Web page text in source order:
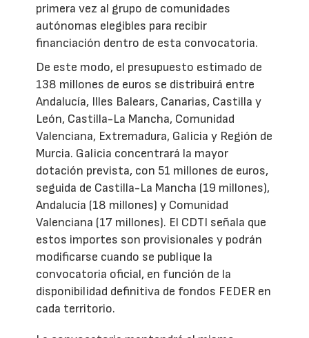
primera vez al grupo de comunidades
autónomas elegibles para recibir
financiación dentro de esta convocatoria.
De este modo, el presupuesto estimado de
138 millones de euros se distribuirá entre
Andalucía, Illes Balears, Canarias, Castilla y
León, Castilla-La Mancha, Comunidad
Valenciana, Extremadura, Galicia y Región de
Murcia. Galicia concentrará la mayor
dotación prevista, con 51 millones de euros,
seguida de Castilla-La Mancha (19 millones),
Andalucía (18 millones) y Comunidad
Valenciana (17 millones). El CDTI señala que
estos importes son provisionales y podrán
modificarse cuando se publique la
convocatoria oficial, en función de la
disponibilidad definitiva de fondos FEDER en
cada territorio.